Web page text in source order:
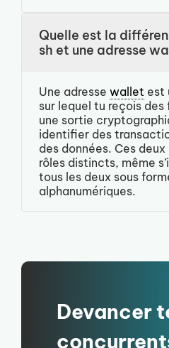
Quelle est la
sh et une adresse
Une adresse wallet est
sur lequel tu reçois des
une sortie
identifier des
des données. Ces
rôles distincts, même
tous les deux sous
alphanumériques.
Devancer